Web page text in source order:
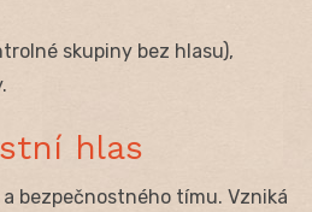
skupiny bez hlasu),
hlas
bezpečnostného tímu. Vzniká